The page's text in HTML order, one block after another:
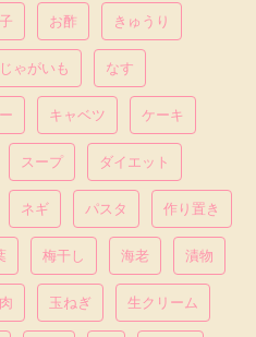
お酢 きゅうり
じゃがいも なす
キャベツ ケーキ
スープ ダイエット
ネギ パスタ 作り置き
梅干し 海老 漬物
玉ねぎ 生クリーム